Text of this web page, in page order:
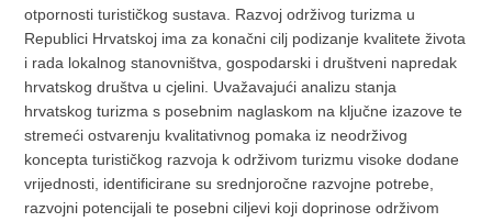
otpornosti turističkog sustava. Razvoj održivog turizma u
Republici Hrvatskoj ima za konačni cilj podizanje kvalitete života
i rada lokalnog stanovništva, gospodarski i društveni napredak
hrvatskog društva u cjelini. Uvažavajući analizu stanja
hrvatskog turizma s posebnim naglaskom na ključne izazove te
stremeći ostvarenju kvalitativnog pomaka iz neodrživog
koncepta turističkog razvoja k održivom turizmu visoke dodane
vrijednosti, identificirane su srednjoročne razvojne potrebe,
razvojni potencijali te posebni ciljevi koji doprinose održivom